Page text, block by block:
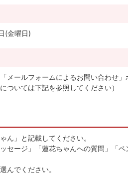
(金曜日)
メールフォームによるお問い合わせ
ついては下記を参照してください）
ん」と記載してください。
セージ」「蓮花ちゃんへの質問」「
んでください。